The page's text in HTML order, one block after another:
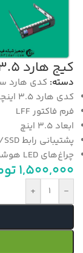
کیج هارد 3.5 اینچ سرور Gen10 Gen9
دسته: کدی هارد
کدی هارد 3.5 اینچی مخصوص انواع سرورهای نسل 9 و نسل 10
فرم فاکتور LFF
ابعاد 3.5 اینچ
پشتیبانی رابط SAS/SATA/SSD
چراغ‌های LED هوشمند
1,500,000
-
+